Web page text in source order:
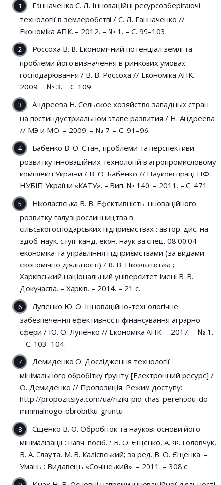
Ганначенко С. Л. Інноваційні ресурсозберігаючі
технології в землеробстві / С. Л. Ганначенко //
Економіка АПК. – 2012. – № 1. – С. 99–103.
Россоха В. В. Економічний потенціал землі та
проблеми його визначення в ринкових умовах
господарювання / В. В. Россоха // Економіка АПК. –
2009. – № 3. – С. 109.
Андреева Н. Сельское хозяйство западных стран
на постиндустриальном этапе развития / Н. Андреева
// МЭ и МО. – 2009. – № 7. – С. 91–96.
Бабенко В. О. Стан, проблеми та перспективи
розвитку інноваційних технологій в агропромисловому
комплексі України / В. О. Бабенко // Наукові праці ПФ
НУБІП України «КАТУ». – Вип. № 140. – 2011. – С. 471.
Ніколаєвська В. В. Ефективність інноваційного
розвитку галузі рослинництва в
сільськогосподарських підприємствах : автор. дис. на
здоб. наук. ступ. канд. екон. наук за спец. 08.00.04 –
економіка та управління підприємствами (за видами
економічно діяльності) / В. В. Ніколаєвська ;
Харківський національний університет імені В. В.
Докучаєва. – Харків. – 2014. – 21 с.
Лупенко Ю. О. Інноваційно-технологічне
забезпечення ефективності фінансування аграрної
сфери / Ю. О. Лупенко // Економіка АПК. – 2017. – № 1.
– С. 103–104.
Демиденко О. Дослідження технології
мінімального обробітку ґрунту [Електронний ресурс] /
О. Демиденко // Пропозиція. Режим доступу:
http://propozitsiya.com/ua/riziki-pid-chas-perehodu-do-
minimalnogo-obrobitku-gruntu
Єщенко В. О. Обробіток та наукові основи його
мінімалізації : навч. посіб. / В. О. Єщенко, А. Ф. Головчук,
В. А. Слаута, М. В. Калієвський; за ред. В. О. Єщенка. –
Умань : Видавець «Сочінський». – 2011. – 308 с.